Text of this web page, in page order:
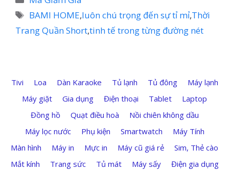
mục
Thẻ
BAMI HOME,luôn chú trọng đến sự tỉ mỉ,Thời
Trang Quần Short,tinh tế trong từng đường nét
Tivi Loa Dàn Karaoke Tủ lạnh Tủ đông
Máy lạnh
Máy giặt
Gia dụng Điện thoại Tablet
Laptop
Đồng hồ
Quạt điều hoà
Nồi chiên không dầu
Máy lọc nước
Phụ kiện Smartwatch
Máy Tính
Màn hình
Máy in Mực in Máy cũ giá rẻ
Sim, Thẻ cào
Mắt kính
Trang sức Tủ mát Máy sấy
Điện gia dụng